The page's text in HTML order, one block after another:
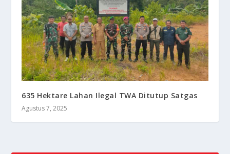
635 Hektare Lahan Ilegal TWA Ditutup Satgas
Agustus 7, 2025